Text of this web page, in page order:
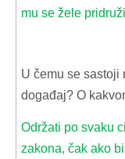
mu se žele
U čemu se sastoji
događaj? O
Održati po svaku
zakona, čak ako